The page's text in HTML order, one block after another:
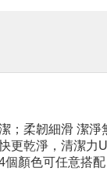
；柔韌細滑 潔淨
更乾淨，清潔力
個顏色可任意搭配